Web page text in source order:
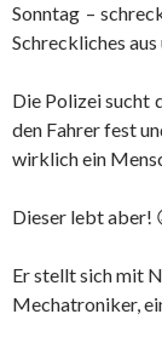
Sonntag –
Schreckliches
Die Polizei sucht
den Fahrer fest
wirklich ein
Dieser lebt aber!
Er stellt sich mit
Mechatroniker,